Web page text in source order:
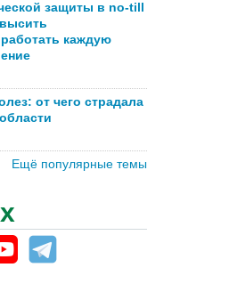
защиты в no-till
каждую
от чего страдала
Ещё популярные темы